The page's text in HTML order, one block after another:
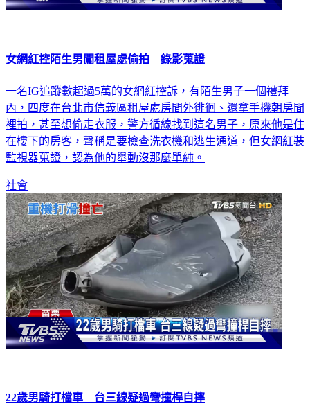
女網紅控陌生男闖租屋處偷拍 錄影蒐證
一名IG追蹤數超過5萬的女網紅控訴，有陌生男子一個禮拜
內，四度在台北市信義區租屋處房間外徘徊、還拿手機朝房間
裡拍，甚至想偷走衣服，警方循線找到這名男子，原來他是住
在樓下的房客，聲稱是要檢查洗衣機和逃生通道，但女網紅裝
監視器蒐證，認為他的舉動沒那麼單純。
社會
22歲男騎打檔車 台三線疑過彎撞桿自摔